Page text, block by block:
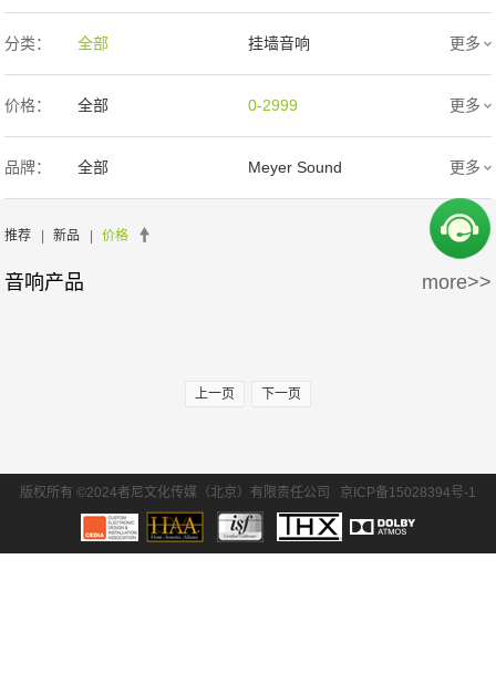
音响产品 投影产品
专业扩声音箱 幕布产品
声学产品 智能产品
周边产品
分类： 全部 挂墙音响
入墙音响 低音炮
更多
价格： 全部 0-2999
3000-9999 1万-5万
5万-15万
30万-50万
更多
品牌： 全部 Meyer Sound
Wisdom
waterfall/飞瀑
更多
推荐 | 新品 | 价格
音响产品 more>>
上一页 下一页
版权所有 ©2024者尼文化传媒（北京）有限责任公司 京ICP备15028394号-1